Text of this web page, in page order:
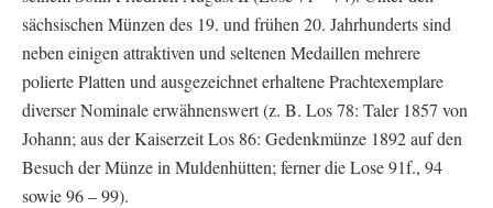
sächsischen Münzen des 19. und frühen 20. Jahrhunderts sind
neben einigen attraktiven und seltenen Medaillen mehrere
polierte Platten und ausgezeichnet erhaltene Prachtexemplare
diverser Nominale erwähnenswert (z. B. Los 78: Taler 1857 von
Johann; aus der Kaiserzeit Los 86: Gedenkmünze 1892 auf den
Besuch der Münze in Muldenhütten; ferner die Lose 91f., 94
sowie 96 – 99).